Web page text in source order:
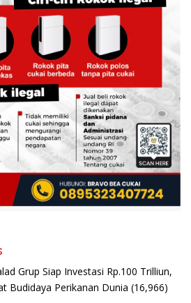
Grup Siap Investasi Rp.100 Trilliun,
Budidaya Perikanan Dunia (16,966)